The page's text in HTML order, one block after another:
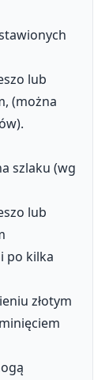
lub
(można
szlaku (wg
lub
po kilka
złotym